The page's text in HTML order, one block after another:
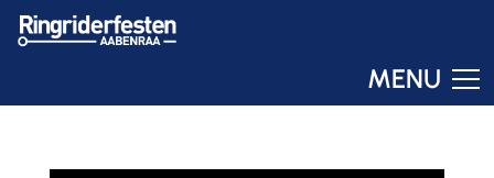
MENU
Ringo